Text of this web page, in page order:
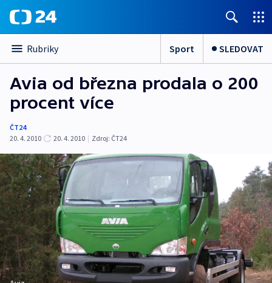
Rubriky Sport SLEDOVAT
Avia od března prodala o 200
procent více
ČT24
20. 4. 2010
20. 4. 2010 | Zdroj: ČT24